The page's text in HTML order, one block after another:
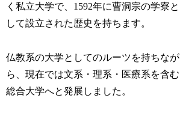
く私立大学で、1592年に曹洞宗の学寮と
して設立された歴史を持ちます。
仏教系の大学としてのルーツを持ちなが
ら、現在では文系・理系・医療系を含む
総合大学へと発展しました。